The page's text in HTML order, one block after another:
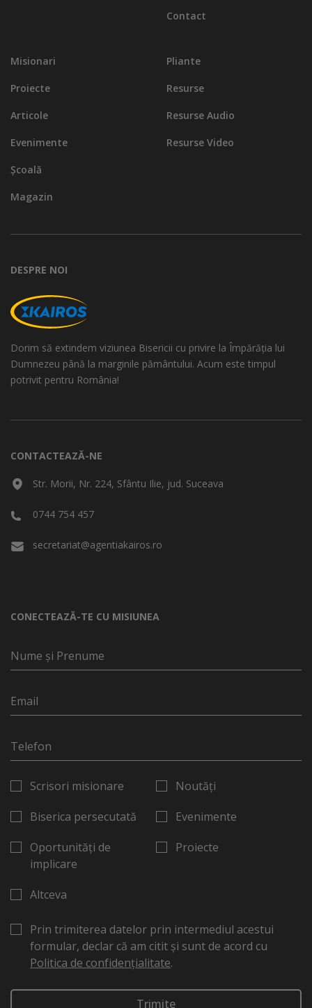
Contact
Misionari
Proiecte
Articole
Evenimente
Școală
Magazin
Pliante
Resurse
Resurse Audio
Resurse Video
DESPRE NOI
Dorim să extindem viziunea Bisericii cu privire la Împărăția lui
Dumnezeu până la marginile pământului. Acum este timpul
potrivit pentru România!
CONTACTEAZĂ-NE
Str. Morii, Nr. 224, Sfântu Ilie, jud. Suceava
0744 754 457
secretariat@agentiakairos.ro
CONECTEAZĂ-TE CU MISIUNEA
Scrisori misionare
Biserica persecutată
Oportunități de
implicare
Noutăți
Evenimente
Proiecte
Altceva
Prin trimiterea datelor prin intermediul acestui
formular, declar că am citit și sunt de acord cu
Politica de confidențialitate.